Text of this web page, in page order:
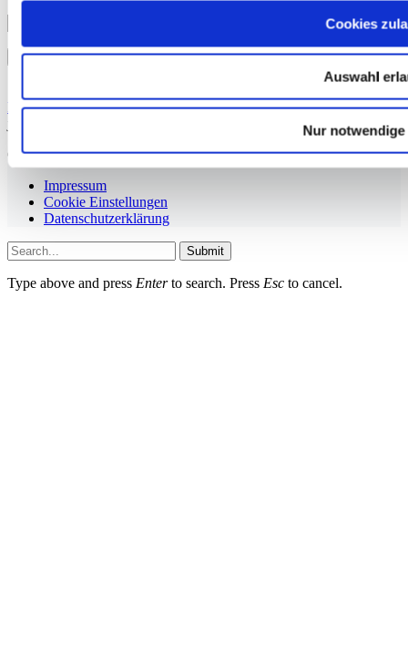
Cookies
Auswahl
Nur notwendige
Datenschutzerklärungeinverstanden. Sie können den Newsletter
Copyright ©thesportGroup GmbH
Impressum
Cookie Einstellungen
Datenschutzerklärung
Submit
Type above and press Enterto search. Press Esc to cancel.